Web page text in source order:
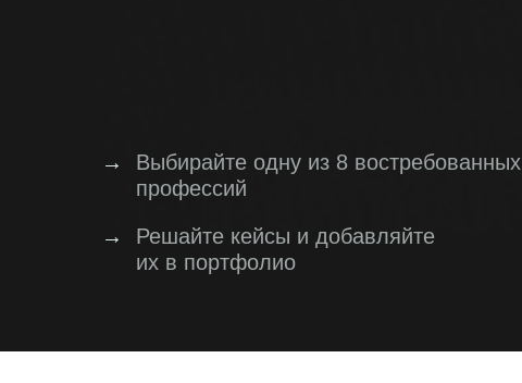
→
Выбирайте одну из 8 востребованных
профессий
→
Решайте кейсы и добавляйте
их в портфолио